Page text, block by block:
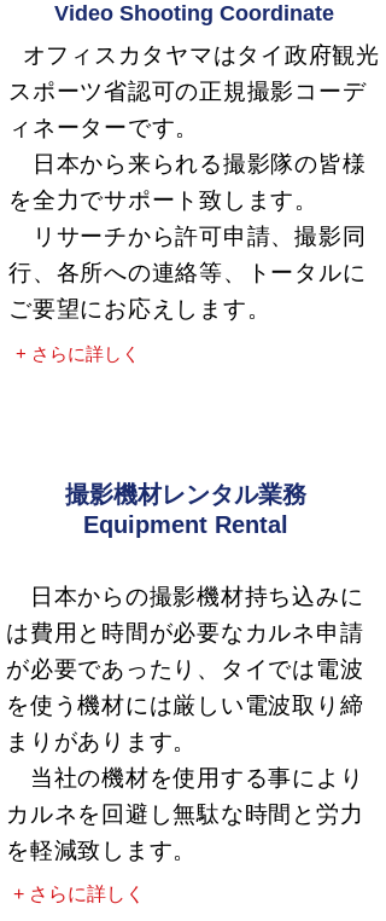
Video Shooting Coordinate
オフィスカタヤマはタイ政府観光
スポーツ省認可の正規撮影コーデ
ィネーターです。
日本から来られる撮影隊の皆様
を全力でサポート致します。
リサーチから許可申請、撮影同
行、各所への連絡等、トータルに
ご要望にお応えします。
+ さらに詳しく
撮影機材レンタル業務
Equipment Rental
日本からの撮影機材持ち込みに
は費用と時間が必要なカルネ申請
が必要であったり、タイでは電波
を使う機材には厳しい電波取り締
まりがあります。
当社の機材を使用する事により
カルネを回避し無駄な時間と労力
を軽減致します。
+ さらに詳しく